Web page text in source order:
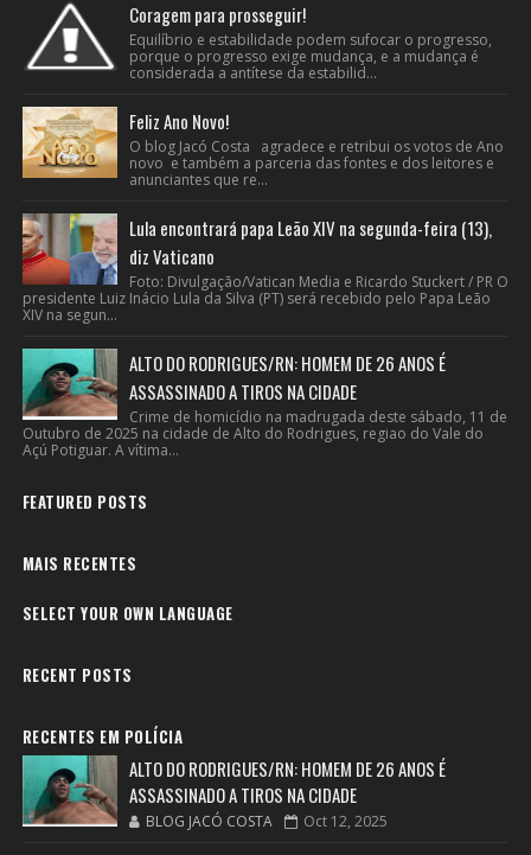
Coragem para prosseguir!
Equilíbrio e estabilidade podem sufocar o progresso,
porque o progresso exige mudança, e a mudança é
considerada a antítese da estabilid...
Feliz Ano Novo!
O blog Jacó Costa agradece e retribui os votos de Ano
novo e também a parceria das fontes e dos leitores e
anunciantes que re...
Lula encontrará papa Leão XIV na segunda-feira (13),
diz Vaticano
Foto: Divulgação/Vatican Media e Ricardo Stuckert / PR O
presidente Luiz Inácio Lula da Silva (PT) será recebido pelo Papa Leão
XIV na segun...
ALTO DO RODRIGUES/RN: HOMEM DE 26 ANOS É
ASSASSINADO A TIROS NA CIDADE
Crime de homicídio na madrugada deste sábado, 11 de
Outubro de 2025 na cidade de Alto do Rodrigues, regiao do Vale do
Açú Potiguar. A vítima...
FEATURED POSTS
MAIS RECENTES
SELECT YOUR OWN LANGUAGE
RECENT POSTS
RECENTES EM POLÍCIA
ALTO DO RODRIGUES/RN: HOMEM DE 26 ANOS É
ASSASSINADO A TIROS NA CIDADE
BLOG JACÓ COSTA Oct 12, 2025